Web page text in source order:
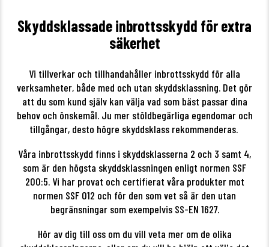
Skyddsklassade inbrottsskydd för extra
säkerhet
Vi tillverkar och tillhandahåller inbrottsskydd för alla
verksamheter, både med och utan skyddsklassning. Det gör
att du som kund själv kan välja vad som bäst passar dina
behov och önskemål. Ju mer stöldbegärliga egendomar och
tillgångar, desto högre skyddsklass rekommenderas.
Våra inbrottsskydd finns i skyddsklasserna 2 och 3 samt 4,
som är den högsta skyddsklassningen enligt normen SSF
200:5. Vi har provat och certifierat våra produkter mot
normen SSF 012 och för den som vet så är den utan
begränsningar som exempelvis SS-EN 1627.
Hör av dig till oss om du vill veta mer om de olika